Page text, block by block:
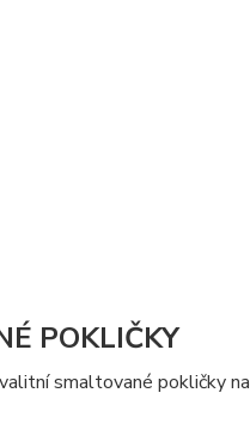
POKLIČKY
smaltované pokličky na